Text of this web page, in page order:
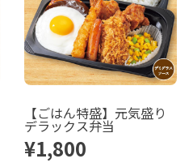
【ごはん特盛】元気盛り
デラックス弁当
¥1,800